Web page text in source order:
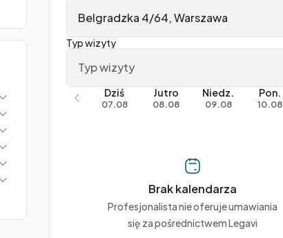
Belgradzka 4/64, Warszawa
Typ wizyty
Typ wizyty
Dziś
07.08
Jutro
08.08
Niedz.
09.08
Pon.
10.08
Brak kalendarza
Profesjonalista nie oferuje umawiania
się za pośrednictwem Legavi